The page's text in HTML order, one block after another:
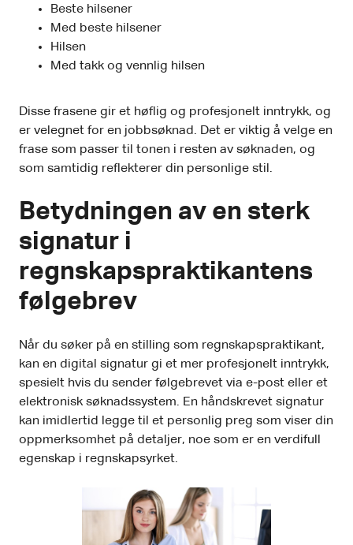
Beste hilsener
Med beste hilsener
Hilsen
Med takk og vennlig hilsen
Disse frasene gir et høflig og profesjonelt inntrykk, og
er velegnet for en jobbsøknad. Det er viktig å velge en
frase som passer til tonen i resten av søknaden, og
som samtidig reflekterer din personlige stil.
Betydningen av en sterk
signatur i
regnskapspraktikantens
følgebrev
Når du søker på en stilling som regnskapspraktikant,
kan en digital signatur gi et mer profesjonelt inntrykk,
spesielt hvis du sender følgebrevet via e-post eller et
elektronisk søknadssystem. En håndskrevet signatur
kan imidlertid legge til et personlig preg som viser din
oppmerksomhet på detaljer, noe som er en verdifull
egenskap i regnskapsyrket.